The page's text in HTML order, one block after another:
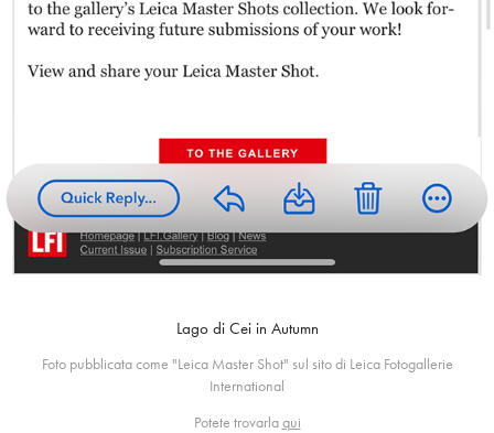
Lago di Cei in Autumn
Foto pubblicata come "Leica Master Shot" sul sito di Leica Fotogallerie
International
Potete trovarlaqui